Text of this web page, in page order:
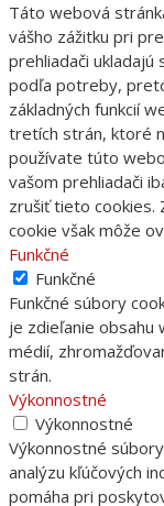
Táto webová
vášho zážitku pri
prehliadači
podľa potreby,
základných funkcií
tretích strán, ktoré
používate túto
vašom prehliadači
zrušiť tieto cookies.
cookie však môže
Funkčné
Funkčné
Funkčné súbory
je zdieľanie obsahu
médií,
strán.
Výkonnostné
Výkonnostné
Výkonnostné
analýzu kľúčových
pomáha pri